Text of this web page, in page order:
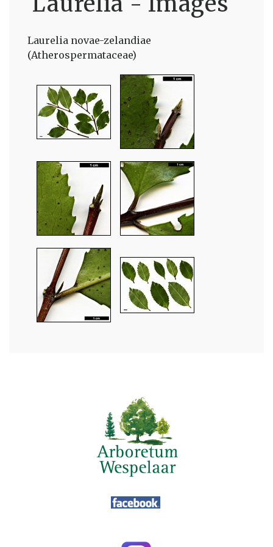
Laurelia novae-zelandiae
(Atherospermataceae)